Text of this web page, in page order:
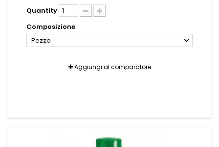
Quantity
Composizione
Pezzo
Aggiungi al comparatore